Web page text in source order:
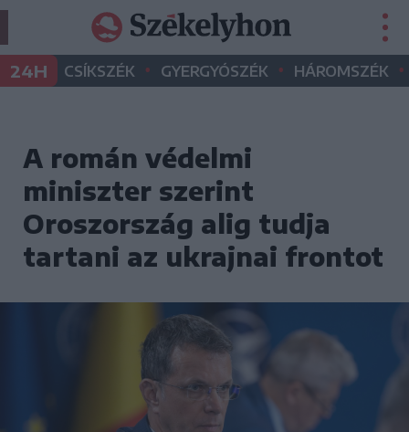
24H CSÍKSZÉK • GYERGYÓSZÉK • HÁROMSZÉK •
A román védelmi
miniszter szerint
Oroszország alig tudja
tartani az ukrajnai frontot